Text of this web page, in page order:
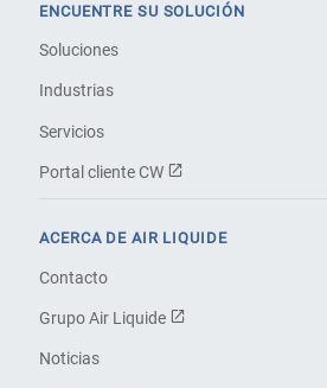
ENCUENTRE SU SOLUCIÓN
Soluciones
Industrias
Servicios
Portal cliente CW
ACERCA DE AIR LIQUIDE
Contacto
Grupo Air Liquide
Noticias